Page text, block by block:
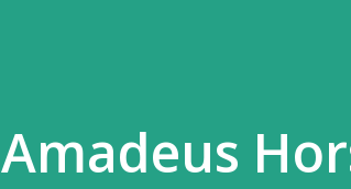
Amadeus